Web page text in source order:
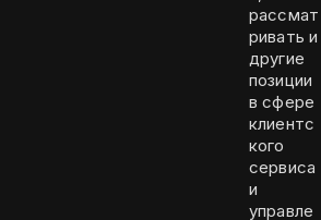
рассмат
ривать и
другие
позиции
в сфере
клиентс
кого
сервиса
и
управле